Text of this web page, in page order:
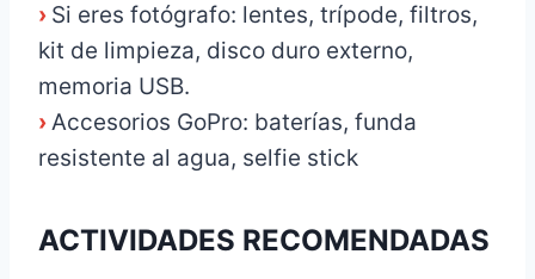
› Si eres fotógrafo: lentes, trípode, filtros,
kit de limpieza, disco duro externo,
memoria USB.
›Accesorios GoPro: baterías, funda
resistente al agua, selfie stick
ACTIVIDADES RECOMENDADAS